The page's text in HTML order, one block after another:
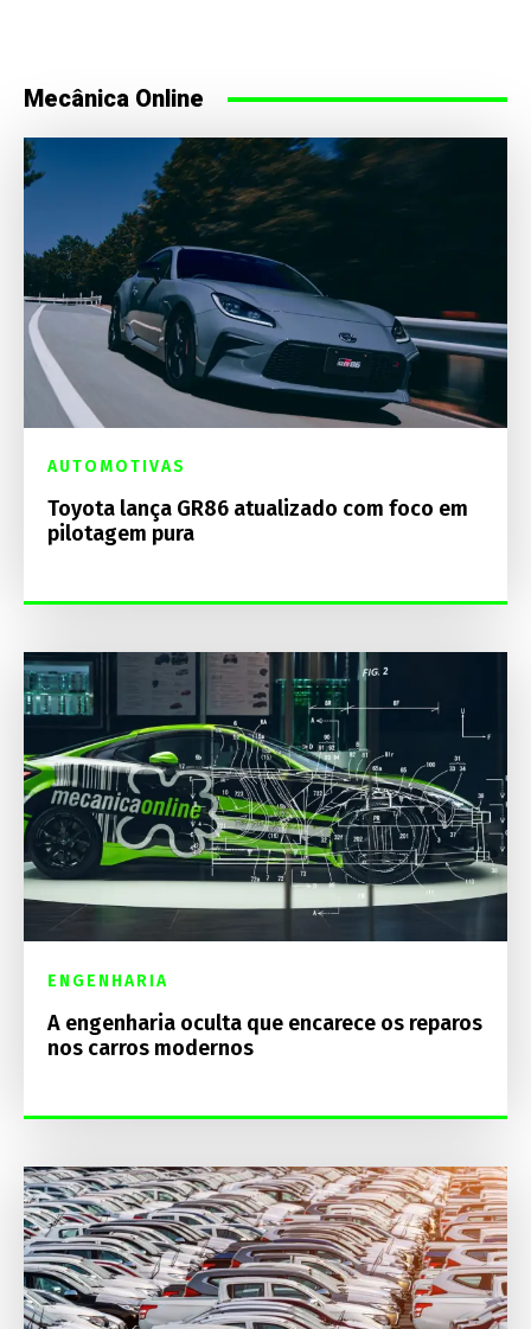
Mecânica Online
AUTOMOTIVAS
Toyota lança GR86 atualizado com foco em
pilotagem pura
ENGENHARIA
A engenharia oculta que encarece os reparos
nos carros modernos